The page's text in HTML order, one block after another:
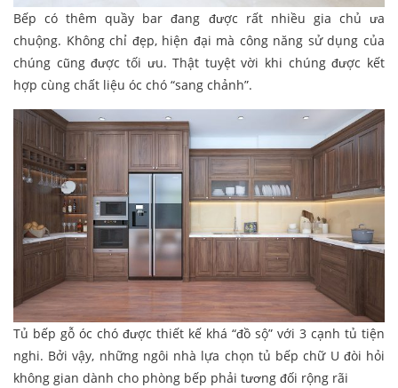
Bếp có thêm quầy bar đang được rất nhiều gia chủ ưa
chuộng. Không chỉ đẹp, hiện đại mà công năng sử dụng của
chúng cũng được tối ưu. Thật tuyệt vời khi chúng được kết
hợp cùng chất liệu óc chó “sang chảnh”.
Tủ bếp gỗ óc chó được thiết kế khá “đồ sộ” với 3 cạnh tủ tiện
nghi. Bởi vậy, những ngôi nhà lựa chọn tủ bếp chữ U đòi hỏi
không gian dành cho phòng bếp phải tương đối rộng rãi